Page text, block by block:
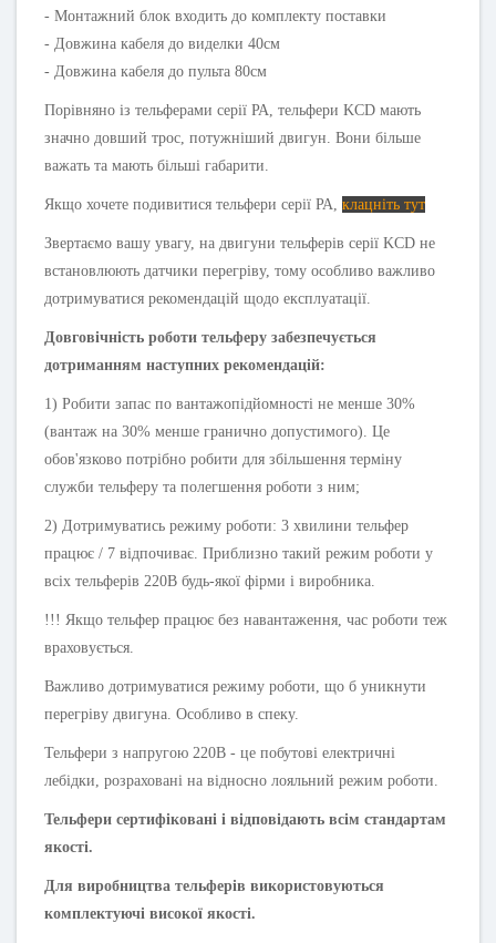
- Монтажний блок входить до комплекту поставки
- Довжина кабеля до виделки 40см
- Довжина кабеля до пульта 80см
Порівняно із тельферами серії РА, тельфери KCD мають
значно довший трос, потужніший двигун. Вони більше
важать та мають більші габарити.
Якщо хочете подивитися тельфери серії РА, клацніть тут
Звертаємо вашу увагу, на двигуни тельферів серії KCD не
встановлюють датчики перегріву, тому особливо важливо
дотримуватися рекомендацій щодо експлуатації.
Довговічність роботи тельферу забезпечується
дотриманням наступних рекомендацій:
1) Робити запас по вантажопідйомності не менше 30%
(вантаж на 30% менше гранично допустимого). Це
обов'язково потрібно робити для збільшення терміну
служби тельферу та полегшення роботи з ним;
2) Дотримуватись режиму роботи: 3 хвилини тельфер
працює / 7 відпочиває. Приблизно такий режим роботи у
всіх тельферів 220В будь-якої фірми і виробника.
!!! Якщо тельфер працює без навантаження, час роботи теж
враховується.
Важливо дотримуватися режиму роботи, що б уникнути
перегріву двигуна. Особливо в спеку.
Тельфери з напругою 220В - це побутові електричні
лебідки, розраховані на відносно лояльний режим роботи.
Тельфери сертифіковані і відповідають всім стандартам
якості.
Для виробництва тельферів використовуються
комплектуючі високої якості.